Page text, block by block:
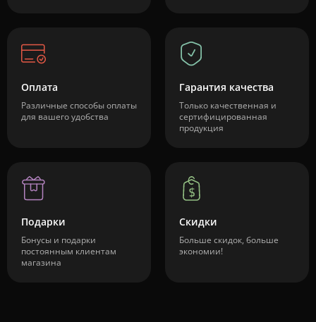
Оплата
Различные способы оплаты
для вашего удобства
Гарантия качества
Только качественная и
сертифицированная
продукция
Подарки
Бонусы и подарки
постоянным клиентам
магазина
Скидки
Больше скидок, больше
экономии!